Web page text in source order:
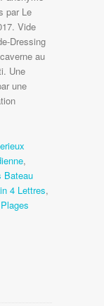
par Le
Vide
Dressing
au
Une
une
,
Bateau
4 Lettres,